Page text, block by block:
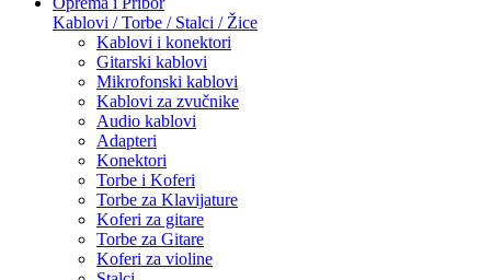
Kablovi / Torbe / Stalci / Žice
Kablovi i konektori
Gitarski kablovi
Mikrofonski kablovi
Kablovi za zvučnike
Audio kablovi
Adapteri
Konektori
Torbe i Koferi
Torbe za Klavijature
Koferi za gitare
Torbe za Gitare
Koferi za violine